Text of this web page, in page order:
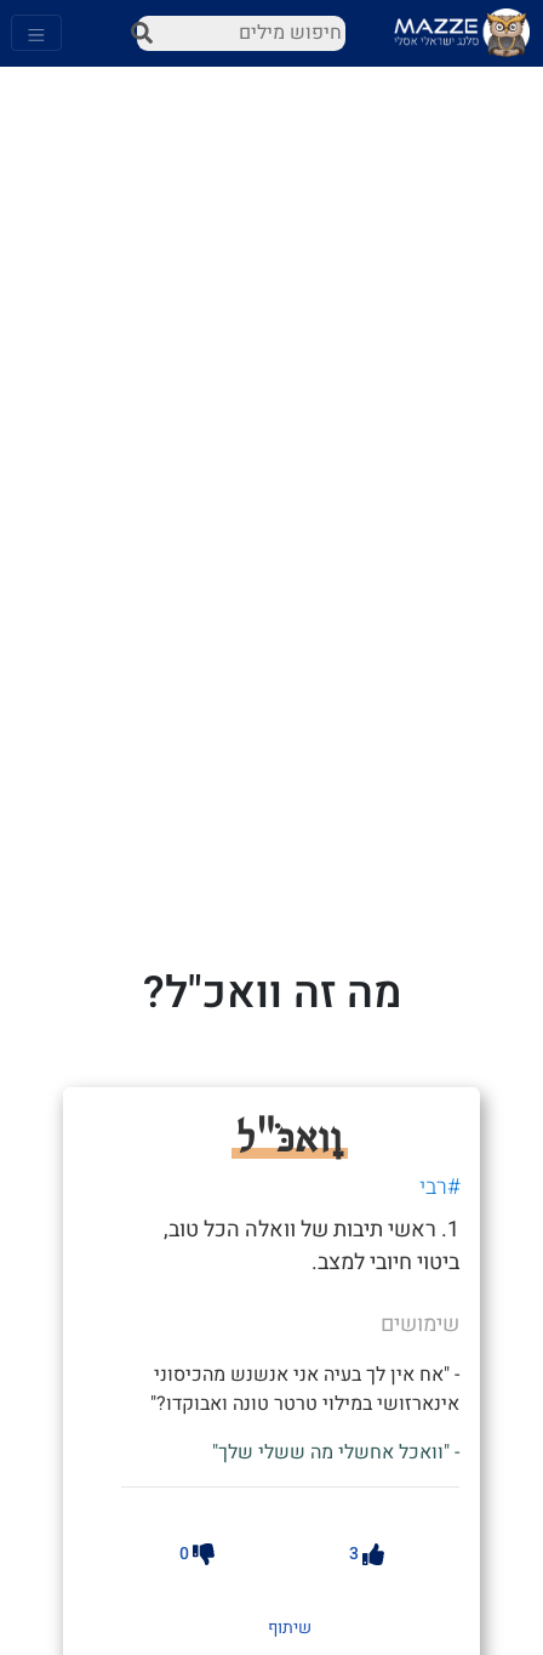
מה זה וואכ"ל?
וָואכֹּ"ל
#רבי
1. ראשי תיבות של וואלה הכל טוב,
ביטוי חיובי למצב.
שימושים
- "אח אין לך בעיה אני אנשנש מהכיסוני
אינארזושי במילוי טרטר טונה ואבוקדו?"
- "וואכל אחשלי מה ששלי שלך"
3
0
שיתוף